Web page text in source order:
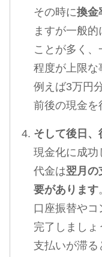
その時に換金
ますが一般
ことが多く
程度が上限な
例えば3万円
前後の現金を
そして後日、
現金化に成功
代金は翌月の
要があります
口座振替や
完了しましょ
支払いが滞る